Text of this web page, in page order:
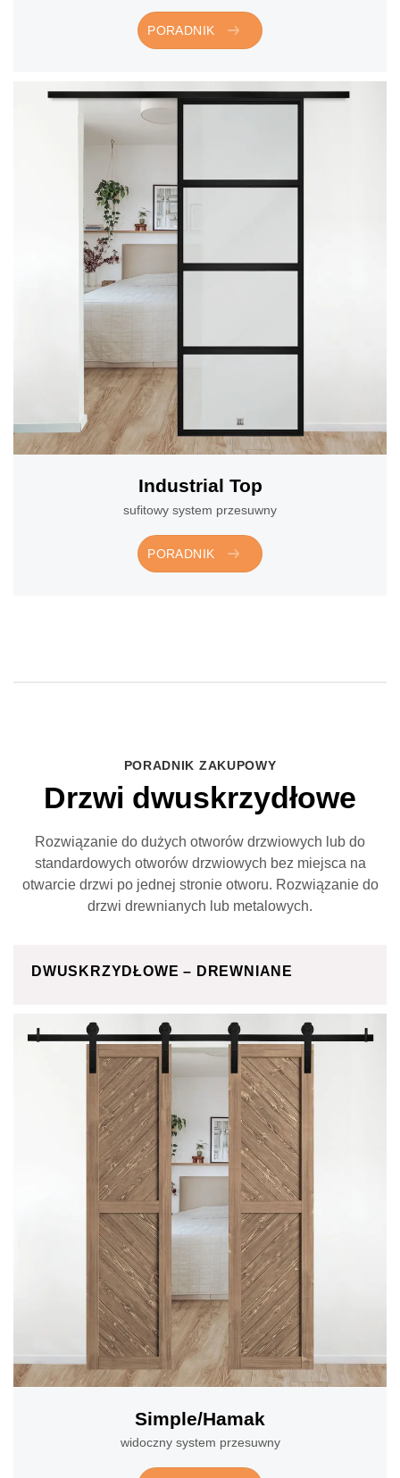
PORADNIK
Industrial Top
sufitowy system przesuwny
PORADNIK
PORADNIK ZAKUPOWY
Drzwi dwuskrzydłowe
Rozwiązanie do dużych otworów drzwiowych lub do
standardowych otworów drzwiowych bez miejsca na
otwarcie drzwi po jednej stronie otworu. Rozwiązanie do
drzwi drewnianych lub metalowych.
DWUSKRZYDŁOWE – DREWNIANE
Simple/Hamak
widoczny system przesuwny